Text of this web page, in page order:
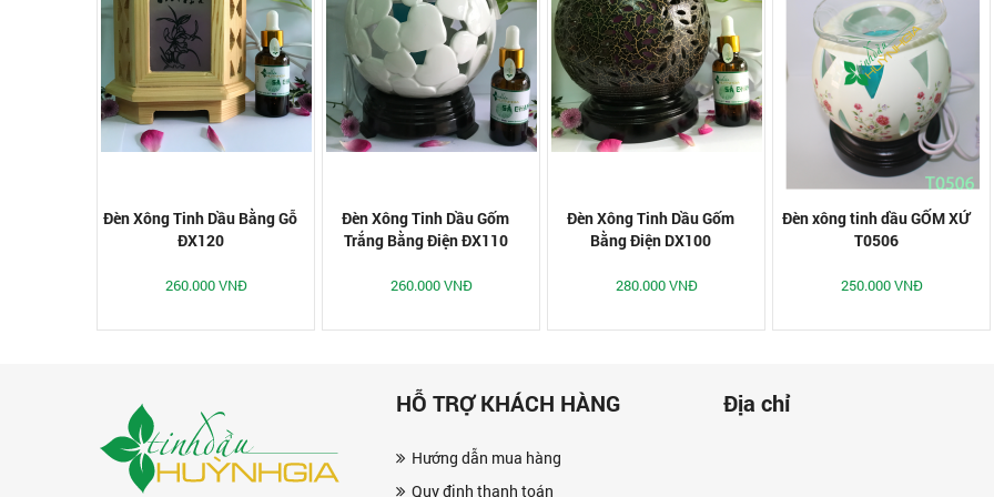
Đèn Xông Tinh Dầu Bằng Gỗ
ĐX120
260.000 VNĐ
Đèn Xông Tinh Dầu Gốm
Trắng Bằng Điện ĐX110
260.000 VNĐ
Đèn Xông Tinh Dầu Gốm
Bằng Điện DX100
280.000 VNĐ
Đèn xông tinh dầu GỐM XỨ
T0506
250.000 VNĐ
HỖ TRỢ KHÁCH HÀNG
Hướng dẫn mua hàng
Quy định thanh toán
Địa chỉ